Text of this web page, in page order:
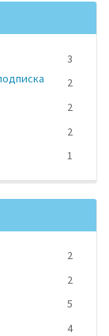
3
2
2
2
1
2
2
5
4